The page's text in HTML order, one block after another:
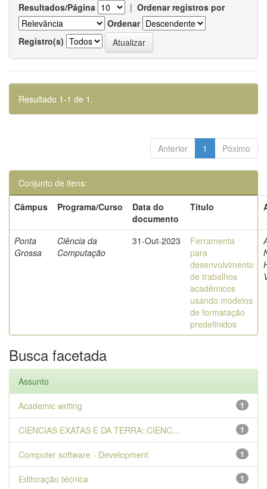
Resultados/Página | Ordenar registros por
Ordenar
Registro(s)
Resultado 1-1 de 1.
Anterior 1 Póximo
Conjunto de itens:
Câmpus
Programa/Curso
Data do
documento
Título
Ponta
Grossa
Ciência da
Computação
31-Out-2023
Ferramenta
para
desenvolvimento
de trabalhos
acadêmicos
usando modelos
de formatação
predefinidos
Busca facetada
Assunto
1
Academic writing
1
CIENCIAS EXATAS E DA TERRA::CIENC...
1
Computer software - Development
1
Editoração técnica